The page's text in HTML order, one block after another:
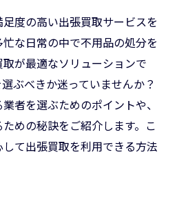
度の高い出張買取サービスを
な日常の中で不用品の処分を
が最適なソリューションで
ぶべきか迷っていませんか？
者を選ぶためのポイントや、
めの秘訣をご紹介します。こ
て出張買取を利用できる方法